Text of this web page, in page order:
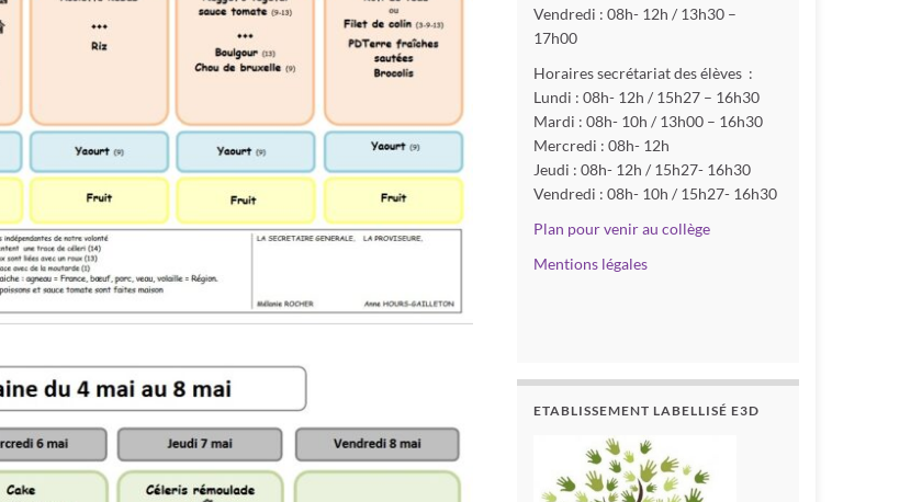
Vendredi : 08h- 12h / 13h30 –
17h00
Horaires secrétariat des élèves :
Lundi : 08h- 12h / 15h27 – 16h30
Mardi : 08h- 10h / 13h00 – 16h30
Mercredi : 08h- 12h
Jeudi : 08h- 12h / 15h27- 16h30
Vendredi : 08h- 10h / 15h27- 16h30
Plan pour venir au collège
Mentions légales
ETABLISSEMENT LABELLISÉ E3D